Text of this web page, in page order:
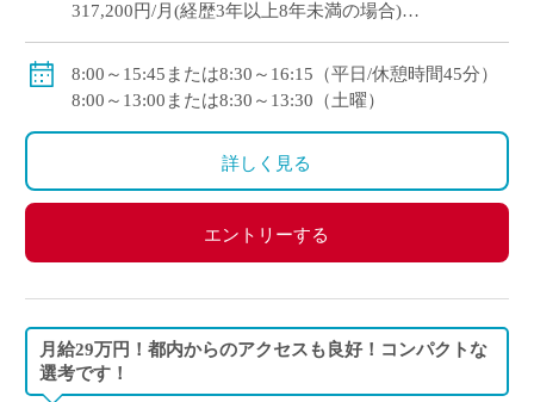
317,200円/月(経歴3年以上8年未満の場合)
交通費別途支給
8:00～15:45または8:30～16:15（平日/休憩時間45分）
8:00～13:00または8:30～13:30（土曜）
詳しく見る
エントリーする
月給29万円！都内からのアクセスも良好！コンパクトな
選考です！